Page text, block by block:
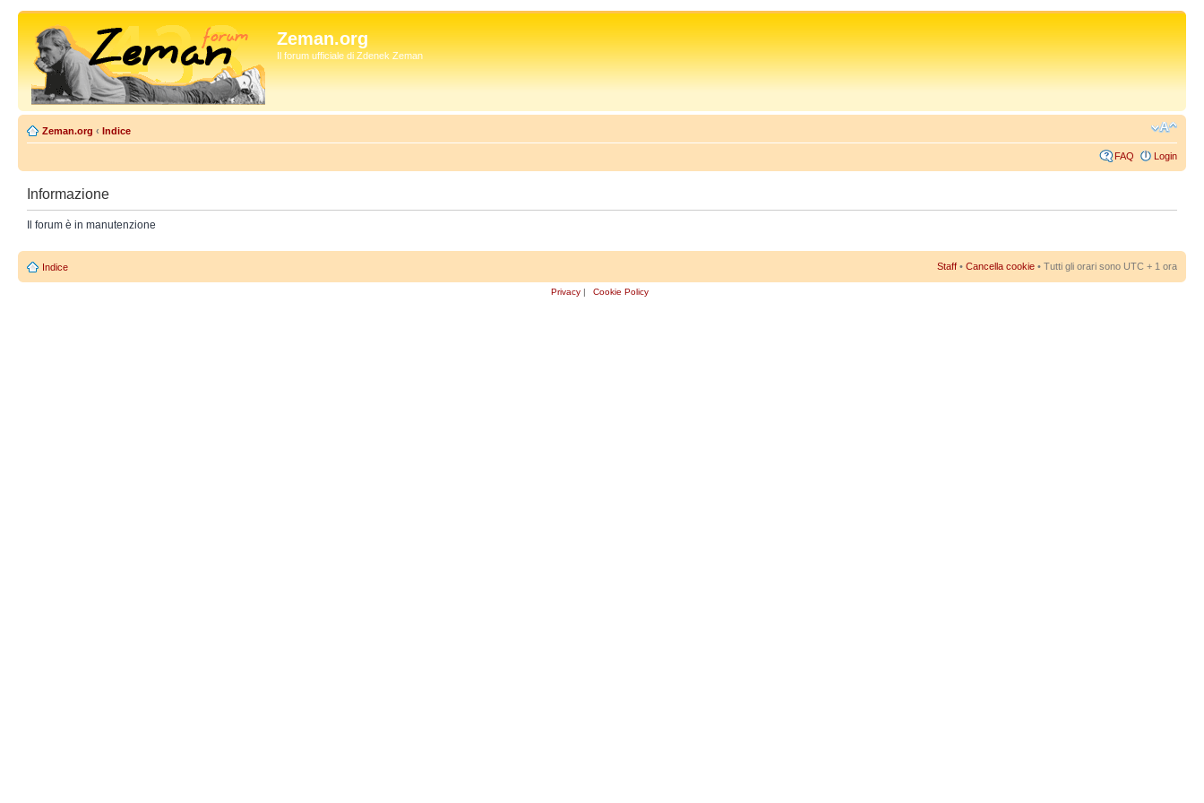
Zeman.org
Il forum ufficiale di Zdenek Zeman
Zeman.org ‹ Indice
FAQ Login
Informazione
Il forum è in manutenzione
Indice Staff • Cancella cookie • Tutti gli orari sono UTC + 1 ora
Privacy | Cookie Policy